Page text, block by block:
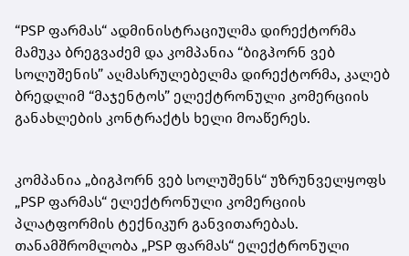
“PSP ფარმას“ ადმინისტრაციულმა დირექტორმა
მამუკა ბრეგვაძემ და კომპანია “ბიგჰორნ ვებ
სოლუშენის” აღმასრულებელმა დირექტორმა, კალებ
ბრედლიმ “მაჯენტოს” ელექტრონული კომერციის
განახლების კონტრაქტს ხელი მოაწერეს.
კომპანია „ბიგჰორნ ვებ სოლუშენს“ უზრუნველყოფს
„PSP ფარმას“ ელექტრონული კომერციის
პლატფორმის ტექნიკურ განვითარებას.
თანამშრომლობა „PSP ფარმას“ ელექტრონული